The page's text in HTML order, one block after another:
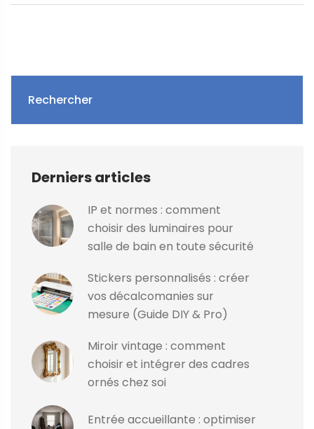
Rechercher
Derniers articles
IP et normes : comment
choisir des luminaires pour
salle de bain en toute sécurité
Stickers personnalisés : créer
vos décalcomanies sur
mesure (Guide DIY & Pro)
Miroir vintage : comment
choisir et intégrer des cadres
ornés chez soi
Entrée accueillante : optimiser